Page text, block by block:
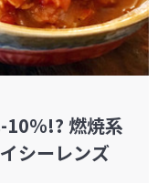
10％!? 燃焼系
シーレンズ